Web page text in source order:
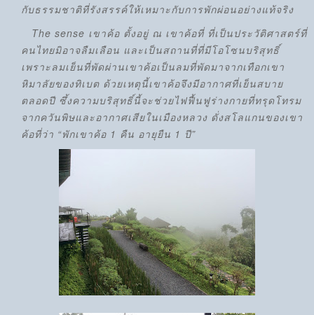
กับธรรมชาติที่รังสรรค์ให้เหมาะกับการพักผ่อนอย่างแท้จริง
The sense เขาค้อ ตั้งอยู่ ณ เขาค้อที่ ที่เป็นประวัติศาสตร์ที่
คนไทยมิอาจลืมเลือน และเป็นสถานที่ที่มีโอโซนบริสุทธิ์
เพราะลมเย็นที่พัดผ่านเขาค้อเป็นลมที่พัดมาจากเทือกเขา
หิมาลัยของทิเบต ด้วยเหตุนี้เขาค้อจึงมีอากาศที่เย็นสบาย
ตลอดปี ซึ้งความบริสุทธิ์นี้จะช่วยไฟฟื้นฟูร่างกายที่ทรุดโทรม
จากควันพิษและอากาศเสียในเมืองหลวง ดั่งสโลแกนของเขา
ค้อที่ว่า “พักเขาค้อ 1 คืน อายุยืน 1 ปี”